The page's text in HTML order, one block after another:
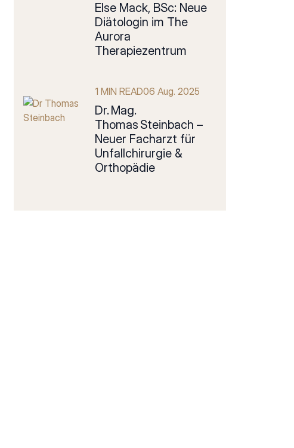
Else Mack, BSc: Neue
Diätologin im The
Aurora
Therapiezentrum
1 MIN READ06 Aug. 2025
Dr. Mag.
Thomas Steinbach –
Neuer Facharzt für
Unfallchirurgie &
Orthopädie